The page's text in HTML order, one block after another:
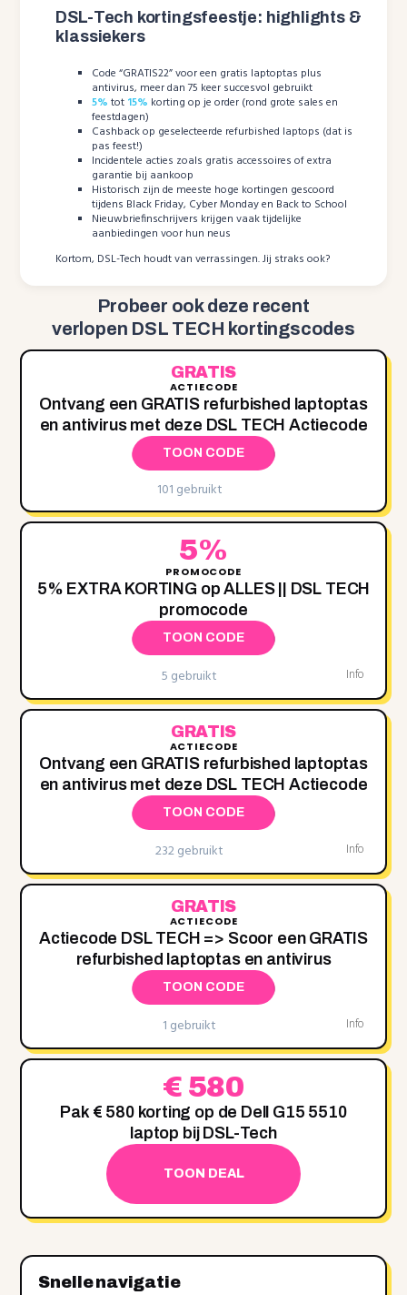
DSL-Tech kortingsfeestje: highlights &
klassiekers
Code “GRATIS22” voor een gratis laptoptas plus
antivirus, meer dan 75 keer succesvol gebruikt
5% tot 15% korting op je order (rond grote sales en
feestdagen)
Cashback op geselecteerde refurbished laptops (dat is
pas feest!)
Incidentele acties zoals gratis accessoires of extra
garantie bij aankoop
Historisch zijn de meeste hoge kortingen gescoord
tijdens Black Friday, Cyber Monday en Back to School
Nieuwbriefinschrijvers krijgen vaak tijdelijke
aanbiedingen voor hun neus
Kortom, DSL-Tech houdt van verrassingen. Jij straks ook?
Probeer ook deze recent
verlopen DSL TECH kortingscodes
GRATIS
ACTIECODE
Ontvang een GRATIS refurbished laptoptas
en antivirus met deze DSL TECH Actiecode
TOON CODE
101 gebruikt
5%
PROMOCODE
5‌% EXTRA KORTING op ALLES || DSL TECH
promocode
TOON CODE
5 gebruikt Info
GRATIS
ACTIECODE
Ontvang een GRATIS refurbished laptoptas
en antivirus met deze DSL TECH Actiecode
TOON CODE
232 gebruikt Info
GRATIS
ACTIECODE
Actiecode DSL TECH => Scoor een GRATIS
refurbished laptoptas en antivirus
TOON CODE
1 gebruikt Info
€ 580
Pak € 580 korting op de Dell G15 5510
laptop bij DSL-Tech
TOON DEAL
Snelle navigatie